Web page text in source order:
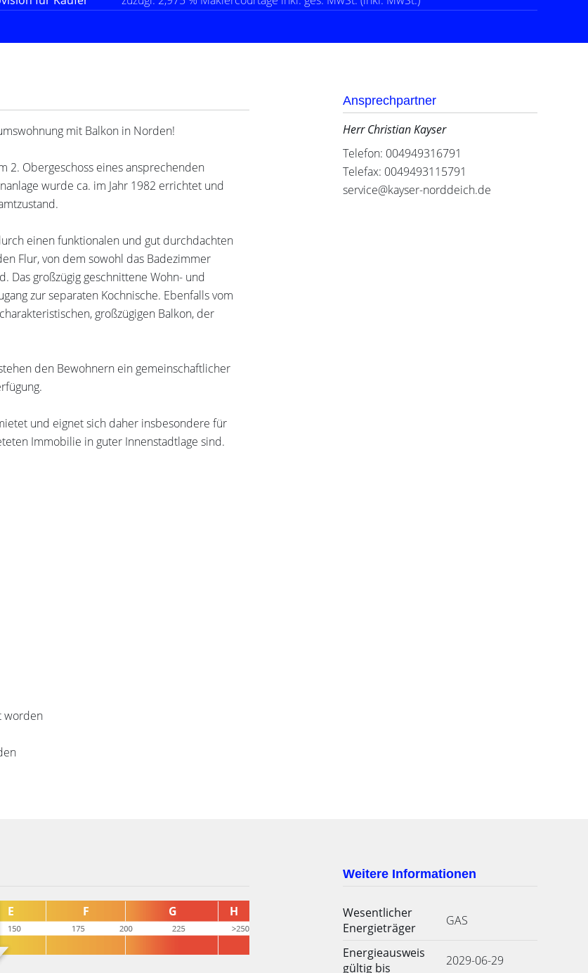
mit Balkon in Norden!
2. Obergeschoss eines ansprechenden
wurde ca. im Jahr 1982 errichtet und
einen funktionalen und gut durchdachten
Flur, von dem sowohl das Badezimmer
Das großzügig geschnittene Wohn- und
zur separaten Kochnische. Ebenfalls vom
großzügigen Balkon, der
den Bewohnern ein gemeinschaftlicher
und eignet sich daher insbesondere für
Immobilie in guter Innenstadtlage sind.
worden
Ansprechpartner
Herr Christian Kayser
Telefon: 004949316791
Telefax: 0049493115791
service@kayser-norddeich.de
Weitere Informationen
Wesentlicher
Energieträger
GAS
Energieausweis
gültig bis
2029-06-29